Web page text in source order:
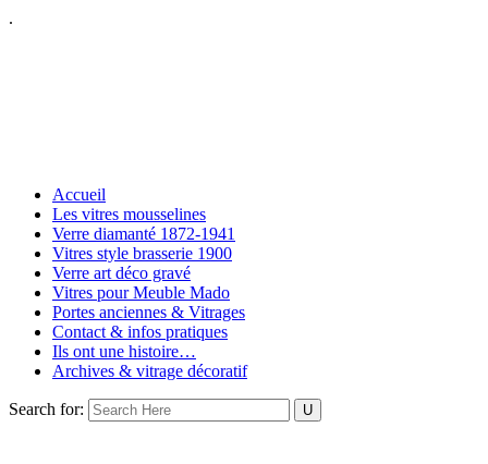
.
Accueil
Les vitres mousselines
Verre diamanté 1872-1941
Vitres style brasserie 1900
Verre art déco gravé
Vitres pour Meuble Mado
Portes anciennes & Vitrages
Contact & infos pratiques
Ils ont une histoire…
Archives & vitrage décoratif
Search for: